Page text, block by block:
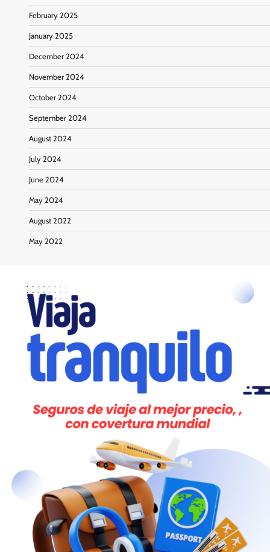
February 2025
January 2025
December 2024
November 2024
October 2024
September 2024
August 2024
July 2024
June 2024
May 2024
August 2022
May 2022